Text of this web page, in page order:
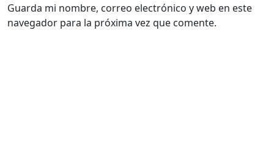
Guarda mi nombre, correo electrónico y web en este
navegador para la próxima vez que comente.